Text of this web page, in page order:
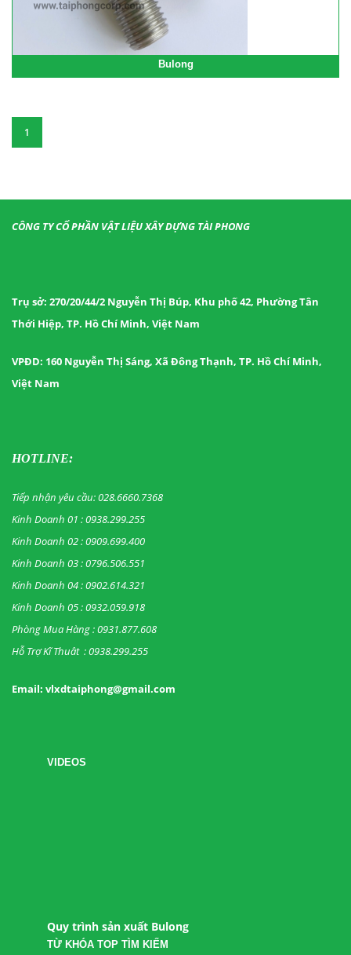
Bulong
1
CÔNG TY CỔ PHẦN VẬT LIỆU XÂY DỰNG TÀI PHONG
Trụ sở: 270/20/44/2 Nguyễn Thị Búp, Khu phố 42, Phường Tân
Thới Hiệp, TP. Hồ Chí Minh, Việt Nam
VPĐD: 160 Nguyễn Thị Sáng, Xã Đông Thạnh, TP. Hồ Chí Minh,
Việt Nam
HOTLINE:
Tiếp nhận yêu cầu: 028.6660.7368
Kinh Doanh 01 : 0938.299.255
Kinh Doanh 02 : 0909.699.400
Kinh Doanh 03 : 0796.506.551
Kinh Doanh 04 : 0902.614.321
Kinh Doanh 05 : 0932.059.918
Phòng Mua Hàng : 0931.877.608
Hỗ Trợ Kĩ Thuât : 0938.299.255
Email: vlxdtaiphong@gmail.com
VIDEOS
Quy trình sản xuất Bulong
TỪ KHÓA TOP TÌM KIẾM